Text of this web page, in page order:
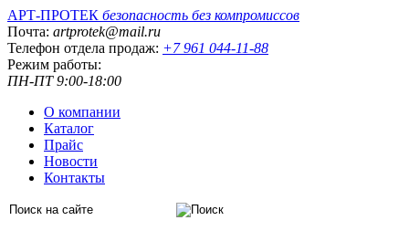
АРТ-ПРОТЕК безопасность без компромиссов
Почта: artprotek@mail.ru
Телефон отдела продаж: +7 961 044-11-88
Режим работы:
ПН-ПТ 9:00-18:00
О компании
Каталог
Прайс
Новости
Контакты